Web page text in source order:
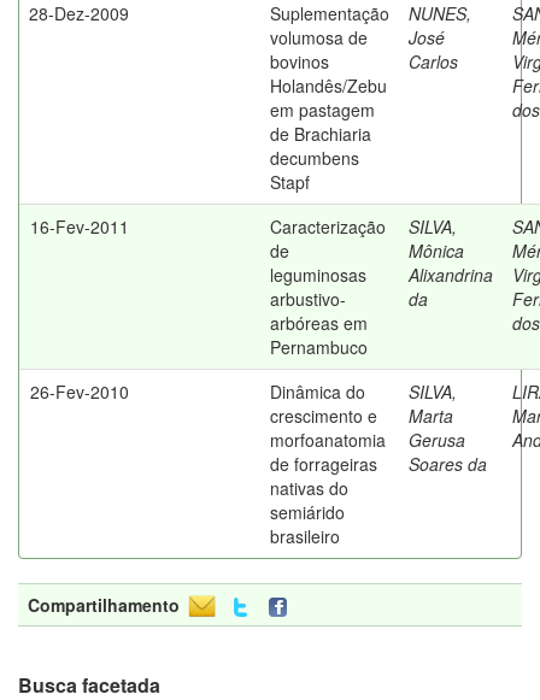
28-Dez-2009
Suplementação
volumosa de
bovinos
Holandês/Zebu
em pastagem
de Brachiaria
decumbens
Stapf
NUNES,
José
Carlos
dos
16-Fev-2011
Caracterização
de
leguminosas
arbustivo-
arbóreas em
Pernambuco
SILVA,
Mônica
Alixandrina
da
dos
26-Fev-2010
Dinâmica do
crescimento e
morfoanatomia
de forrageiras
nativas do
semiárido
brasileiro
SILVA,
Marta
Gerusa
Soares da
Compartilhamento
Busca facetada